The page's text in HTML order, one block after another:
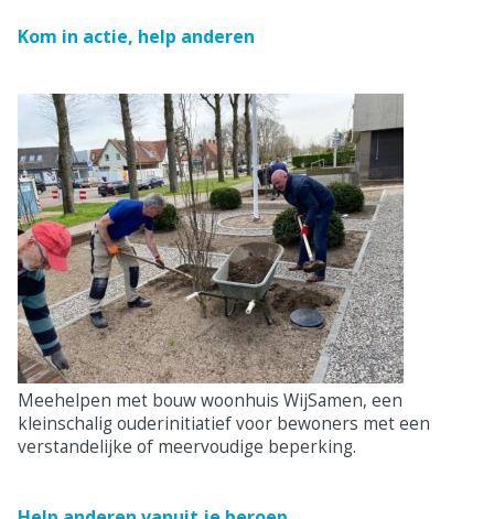
Kom in actie, help anderen
Meehelpen met bouw woonhuis WijSamen, een
kleinschalig ouderinitiatief voor bewoners met een
verstandelijke of meervoudige beperking.